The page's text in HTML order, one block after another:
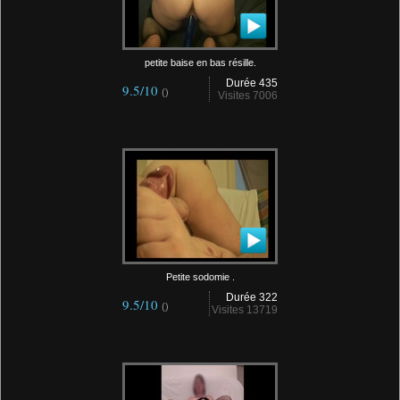
petite baise en bas résille.
Durée 435
Visites 7006
9.5/10 ()
Petite sodomie .
Durée 322
Visites 13719
9.5/10 ()